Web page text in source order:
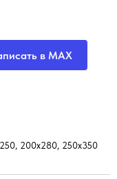
в MAX
200х280, 250х350